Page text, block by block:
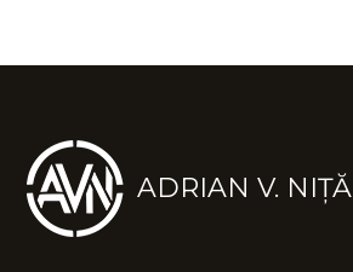
ADRIAN V. NIȚĂ